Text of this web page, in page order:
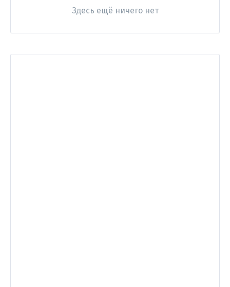
Здесь ещё ничего нет